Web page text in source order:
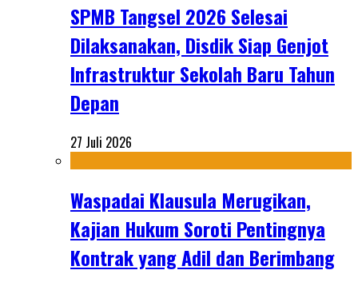
SPMB Tangsel 2026 Selesai
Dilaksanakan, Disdik Siap Genjot
Infrastruktur Sekolah Baru Tahun
Depan
27 Juli 2026
Waspadai Klausula Merugikan,
Kajian Hukum Soroti Pentingnya
Kontrak yang Adil dan Berimbang